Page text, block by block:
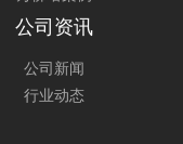
公司资讯
公司新闻
行业动态